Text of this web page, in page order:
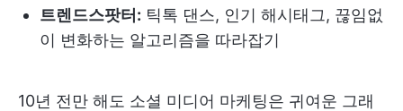
트렌드스팟터: 틱톡 댄스, 인기 해시태그, 끊임없
이 변화하는 알고리즘을 따라잡기
10년 전만 해도 소셜 미디어 마케팅은 귀여운 그래